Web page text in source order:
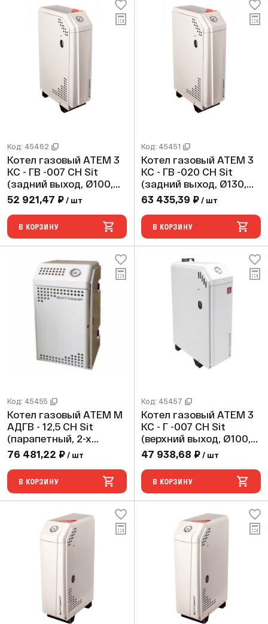
Код: 45462
Котел газовый АТЕМ 3
КС - ГВ -007 СН Sit
(задний выход, Ø100,
max 2 bar)
52 921,47 ₽ / шт
В КОРЗИНУ
Код: 45451
Котел газовый АТЕМ 3
КС - ГВ -020 СН Sit
(задний выход, Ø130,
max 2 bar)
63 435,39 ₽ / шт
В КОРЗИНУ
Код: 45455
Котел газовый АТЕМ М
АДГВ - 12,5 СН Sit
(парапетный, 2-х
контурный, max 2 bar)
76 481,22 ₽ / шт
В КОРЗИНУ
Код: 45457
Котел газовый АТЕМ 3
КС - Г -007 СН Sit
(верхний выход, Ø100,
max 2 bar)
47 938,68 ₽ / шт
В КОРЗИНУ